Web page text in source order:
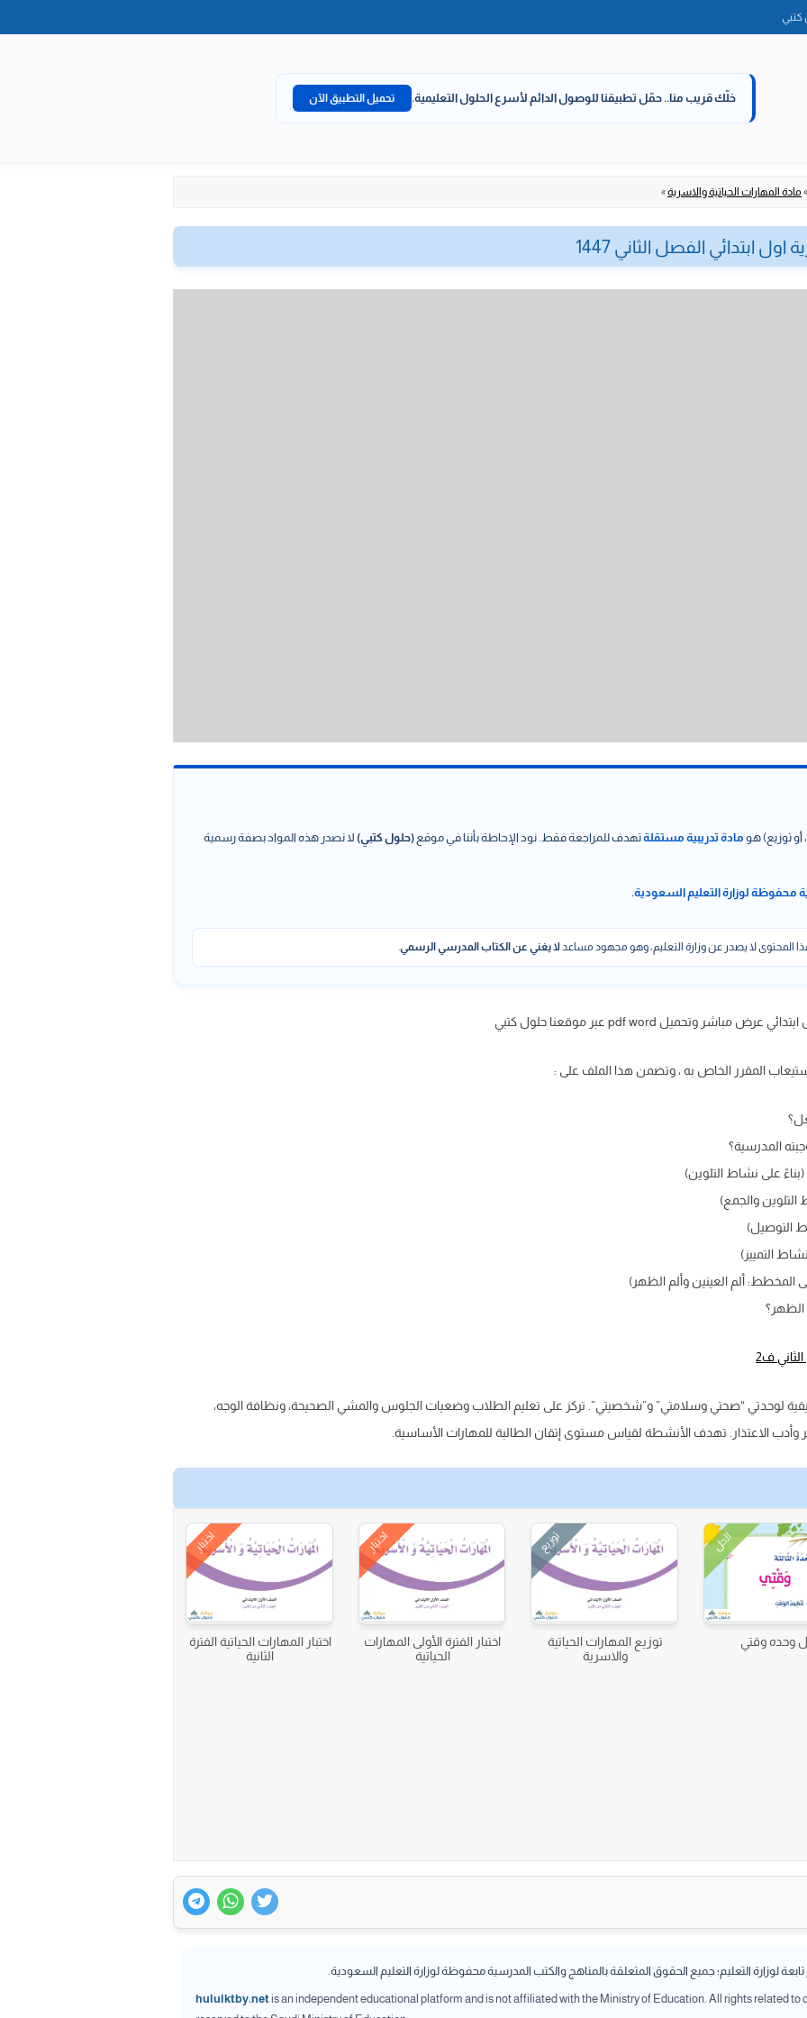
كتبي
خلّك قريب منا.. حمّل تطبيقنا للوصول الدائم لأسرع الحلول التعليمية. تحميل التطبيق الآن
» مادة المهارات الحياتية والاسرية»
ابتدائي الفصل الثاني 1447
أو توزيع) هو مادة تدريبية مستقلةتهدف للمراجعة فقط. نود الإحاطة بأننا في موقع (حلول كتبي) لا نصدر هذه المواد بصفة رسمية
محفوظة لوزارة التعليم السعودية.
المحتوى لا يصدر عن وزارة التعليم، وهو مجهود مساعدلا يغني عن الكتاب المدرسي الرسمي.
المقرر الخاص به ، وتضمن هذا الملف على :
المدرسية؟
على نشاط التلوين)
والجمع)
التوصيل)
التمييز)
المخطط: ألم العينين وألم الظهر)
ف2
لوحدتي “صحتي وسلامتي” و”شخصيتي”. تركز على تعليم الطلاب وضعيات الجلوس والمشي الصحيحة، ونظافة الوجه،
وأدب الاعتذار. تهدف الأنشطة لقياس مستوى إتقان الطالبة للمهارات الأساسية.
الحل
وحده وقتي
توزيع
توزيع المهارات الحياتية
والاسرية
اختبار
اختبار الفترة الأولى المهارات
الحياتية
اختبار
اختبار المهارات الحياتية الفترة
الثانية
لوزارة التعليم؛ جميع الحقوق المتعلقة بالمناهج والكتب المدرسية محفوظة لوزارة التعليم السعودية.
hululktby.netis an independent educational platform and is not affiliated with the Ministry of Education. All rights related to